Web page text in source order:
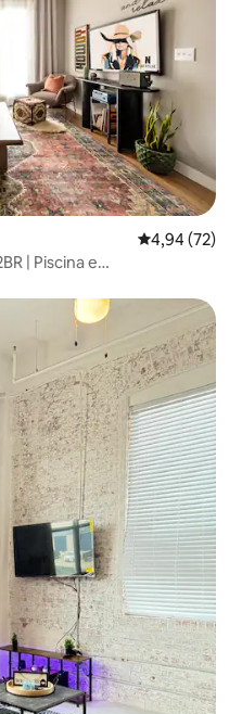
4,94 de uma
4,94 (72)
| Piscina e